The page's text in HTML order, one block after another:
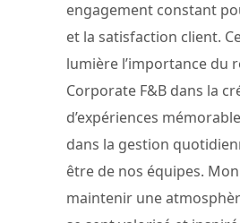
engagement constant
et la satisfaction client.
lumière l’importance du
Corporate F&B dans la
d’expériences
dans la gestion
être de nos équipes.
maintenir une